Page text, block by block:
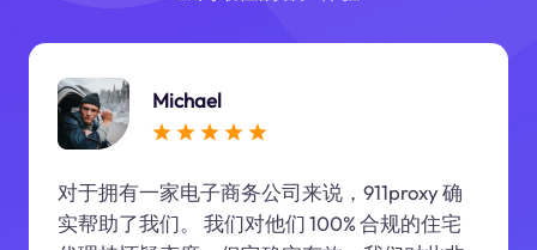
Michael
对于拥有一家电子商务公司来说，911proxy 确
实帮助了我们。 我们对他们 100% 合规的住宅